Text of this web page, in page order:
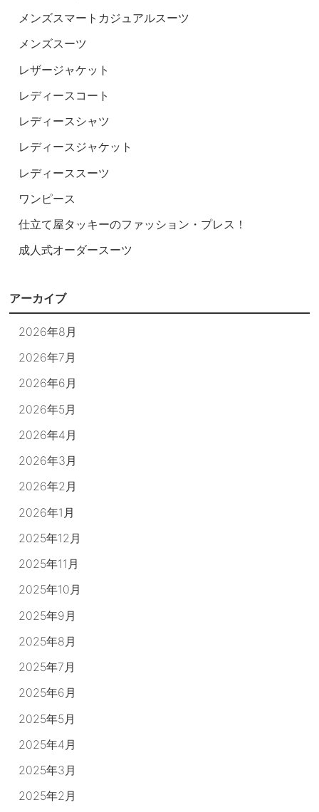
メンズスマートカジュアルスーツ
メンズスーツ
レザージャケット
レディースコート
レディースシャツ
レディースジャケット
レディーススーツ
ワンピース
仕立て屋タッキーのファッション・プレス！
成人式オーダースーツ
アーカイブ
2026年8月
2026年7月
2026年6月
2026年5月
2026年4月
2026年3月
2026年2月
2026年1月
2025年12月
2025年11月
2025年10月
2025年9月
2025年8月
2025年7月
2025年6月
2025年5月
2025年4月
2025年3月
2025年2月